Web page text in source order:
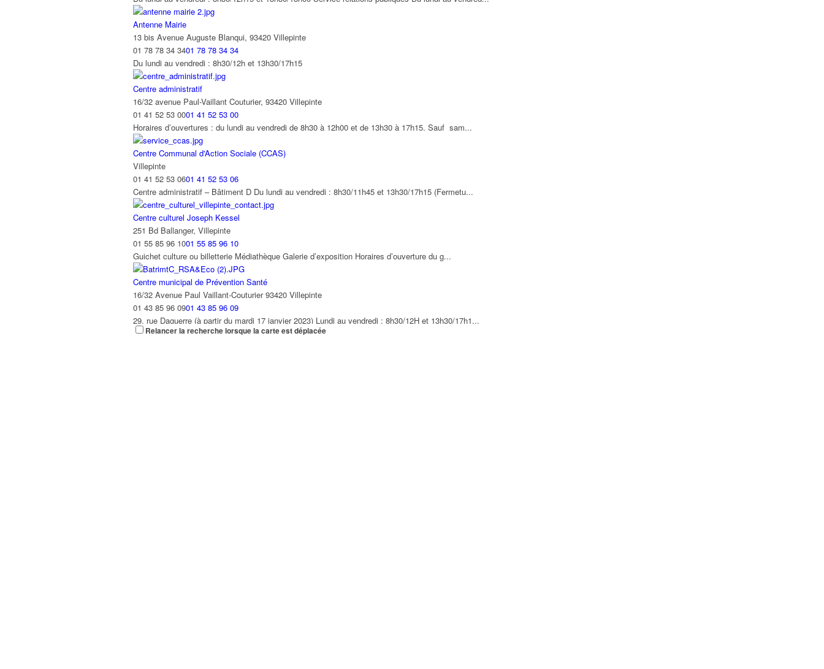
Antenne Mairie
13 bis Avenue Auguste Blanqui, 93420 Villepinte
01 78 78 34 3401 78 78 34 34
Du lundi au vendredi : 8h30/12h et 13h30/17h15
Centre administratif
16/32 avenue Paul-Vaillant Couturier, 93420 Villepinte
01 41 52 53 0001 41 52 53 00
Horaires d’ouvertures : du lundi au vendredi de 8h30 à 12h00 et de 13h30 à 17h15. Sauf sam...
Centre Communal d'Action Sociale (CCAS)
Villepinte
01 41 52 53 0601 41 52 53 06
Centre administratif – Bâtiment D Du lundi au vendredi : 8h30/11h45 et 13h30/17h15 (Fermetu...
Centre culturel Joseph Kessel
251 Bd Ballanger, Villepinte
01 55 85 96 1001 55 85 96 10
Guichet culture ou billetterie Médiathèque Galerie d’exposition Horaires d’ouverture du g...
Centre municipal de Prévention Santé
16/32 Avenue Paul Vaillant-Couturier 93420 Villepinte
01 43 85 96 0901 43 85 96 09
29, rue Daguerre (à partir du mardi 17 janvier 2023) Lundi au vendredi : 8h30/12H et 13h30/17h1...
Relancer la recherche lorsque la carte est déplacée